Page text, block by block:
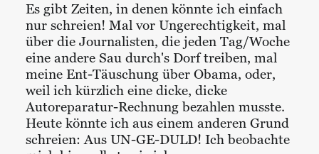
Es gibt Zeiten, in denen könnte ich einfach
nur schreien! Mal vor Ungerechtigkeit, mal
über die Journalisten, die jeden Tag/Woche
eine andere Sau durch's Dorf treiben, mal
meine Ent-Täuschung über Obama, oder,
weil ich kürzlich eine dicke, dicke
Autoreparatur-Rechnung bezahlen musste.
Heute könnte ich aus einem anderen Grund
schreien: Aus UN-GE-DULD! Ich beobachte